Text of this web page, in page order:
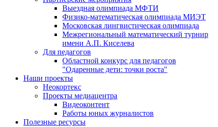
Выездная олимпиада МФТИ
Физико-математическая олимпиада МИЭТ
Московская лингвистическая олимпиада
Межрегиональный математический турнир
имени А.П. Киселева
Для педагогов
Областной конкурс для педагогов
"Одаренные дети: точки роста"
Наши проекты
Неокортекс
Проекты медиацентра
Видеоконтент
Работы юных журналистов
Полезные ресурсы